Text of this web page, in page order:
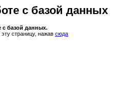
с базой данных
с базой данных.
страницу, нажав сюда